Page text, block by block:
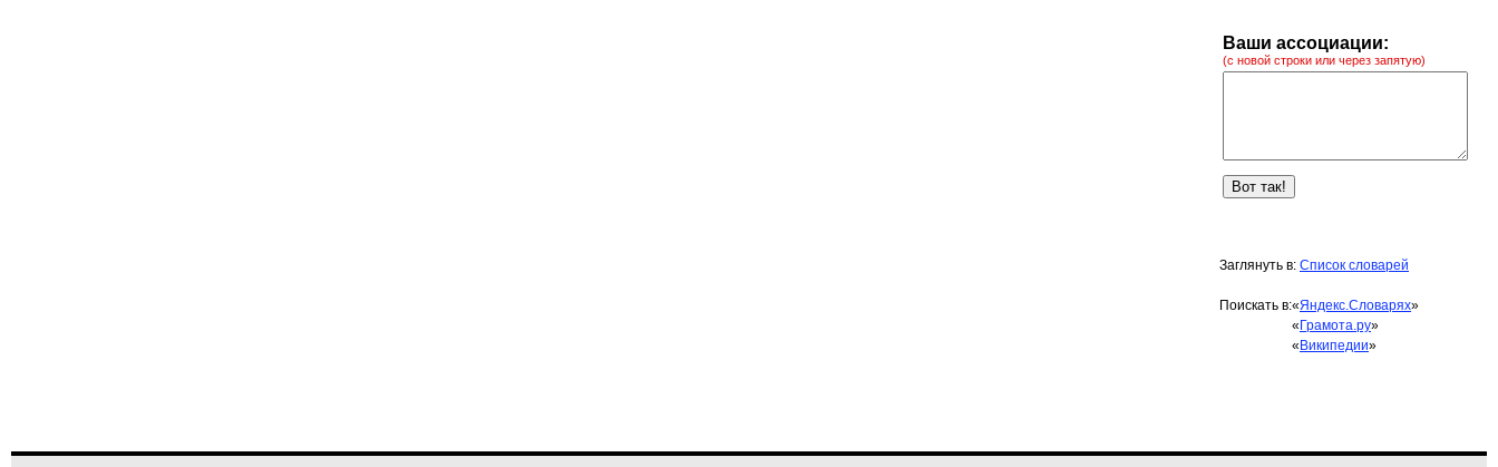
Ваши ассоциации:
(с новой строки или через запятую)
Заглянуть в: Список словарей
Поискать в:«Яндекс.Словарях»
« Грамота.ру»
« Википедии»